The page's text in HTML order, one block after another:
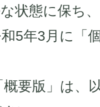
状態に保ち
5年3月に「
概要版」は、